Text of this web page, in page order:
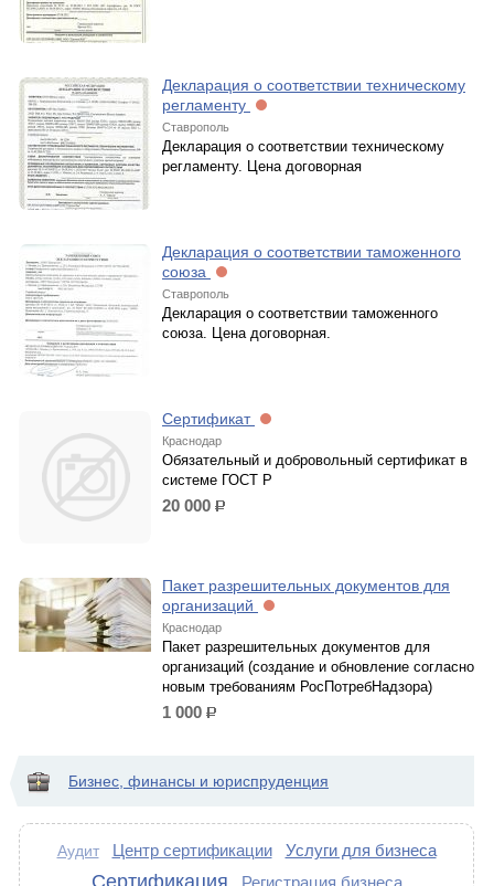
Декларация о соответствии техническому
регламенту
Ставрополь
Декларация о соответствии техническому
регламенту. Цена договорная
Декларация о соответствии таможенного
союза
Ставрополь
Декларация о соответствии таможенного
союза. Цена договорная.
Сертификат
Краснодар
Обязательный и добровольный сертификат в
системе ГОСТ Р
20 000 р.
Пакет разрешительных документов для
организаций
Краснодар
Пакет разрешительных документов для
организаций (создание и обновление согласно
новым требованиям РосПотребНадзора)
1 000 р.
Бизнес, финансы и юриспруденция
Аудит Центр сертификации Услуги для бизнеса
Сертификация Регистрация бизнеса